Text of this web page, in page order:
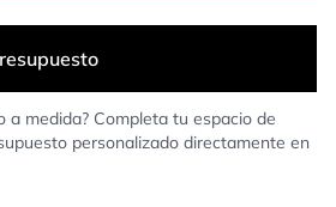
a medida? Completa tu espacio de
personalizado directamente en